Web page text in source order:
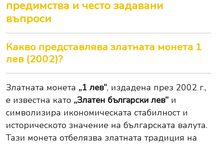
предимства и често задавани
въпроси
Какво представлява златната монета 1
лев (2002)?
Златната монета „1 лев“, издадена през 2002 г.,
е известна като „Златен български лев“ и
символизира икономическата стабилност и
историческото значение на българската валута.
Тази монета отбелязва златната традиция на